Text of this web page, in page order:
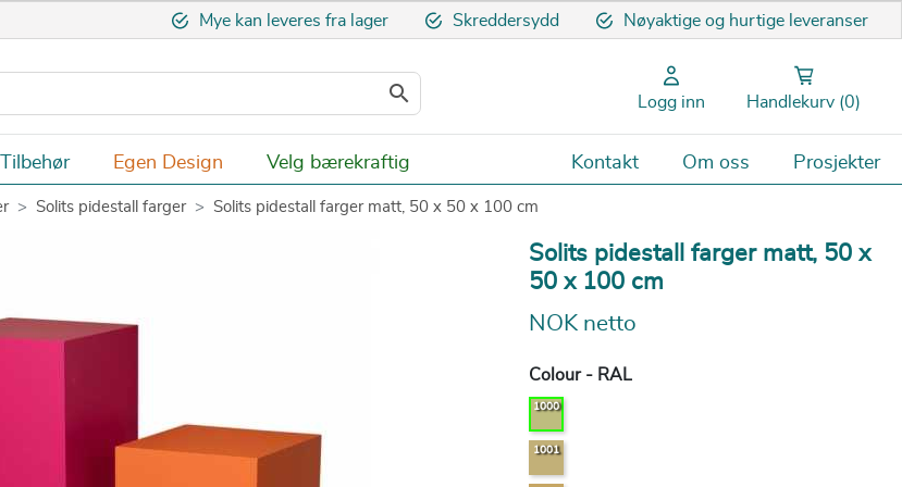
Mye kan leveres fra lager Skreddersydd Nøyaktige og hurtige leveranser
 Logg inn Handlekurv (0)
Egen Design Prosjekter
Om oss
Kontakt
Velg bærekraftig
Solits pidestall farger Solits pidestall farger matt, 50 x 50 x 100 cm
Solits pidestall farger matt, 50 x
50 x 100 cm
NOK netto
Colour - RAL
1000
1001